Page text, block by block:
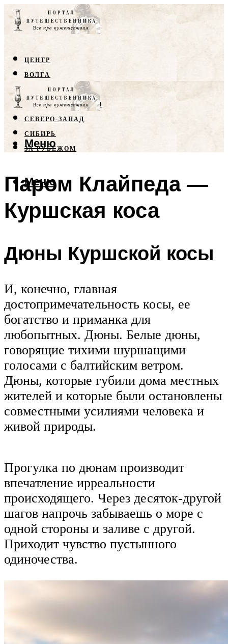
ЦЕНТР
ВОЛГА
КРЫМ
СЕВЕРНЫЙ КАВКАЗ
СЕВЕРО-ЗАПАД
СИБИРЬ
ЗА РУБЕЖОМ
Меню
Меню
Паром Клайпеда —
Куршская коса
Дюны Куршской косы
И, конечно, главная
достопримечательность косы, ее
богатство и приманка для
любопытных. Дюны. Белые дюны,
говорящие тихими шуршащими
голосами с балтийским ветром.
Дюны, которые губили дома местных
жителей и которые были остановлены
совместными усилиями человека и
живой природы.
Прогулка по дюнам производит
впечатление ирреальности
происходящего. Через десяток-другой
шагов напрочь забываешь о море с
одной стороны и заливе с другой.
Приходит чувство пустынного
одиночества.